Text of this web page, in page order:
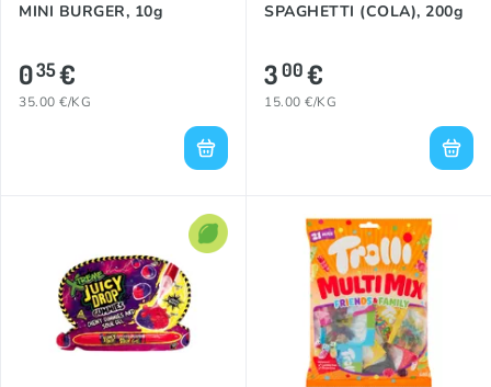
MINI BURGER, 10g
035€
35.00 €/KG
SPAGHETTI (COLA), 200g
300€
15.00 €/KG